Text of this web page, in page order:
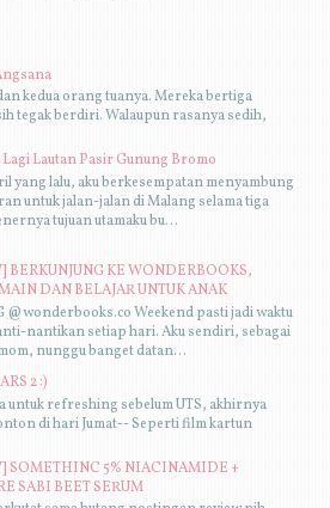
kedua orang tuanya. Mereka bertiga
tegak berdiri. Walaupun rasanya sedih,
Lautan Pasir Gunung Bromo
yang lalu, aku berkesempatan menyambung
untuk jalan-jalan di Malang selama tiga
tujuan utamaku bu...
BERKUNJUNG KE WONDERBOOKS,
DAN BELAJAR UNTUK ANAK
@wonderbooks.co Weekend pasti jadi waktu
nantikan setiap hari. Aku sendiri, sebagai
nunggu banget datan...
2 :)
untuk refreshing sebelum UTS, akhirnya
di hari Jumat-- Seperti film kartun
SOMETHINC 5% NIACINAMIDE +
SABI BEET SERUM